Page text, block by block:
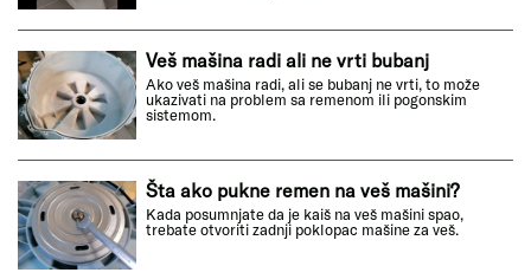
Veš mašina radi ali ne vrti bubanj
Ako veš mašina radi, ali se bubanj ne vrti, to može
ukazivati na problem sa remenom ili pogonskim
sistemom.
Šta ako pukne remen na veš mašini?
Kada posumnjate da je kaiš na veš mašini spao,
trebate otvoriti zadnji poklopac mašine za veš.